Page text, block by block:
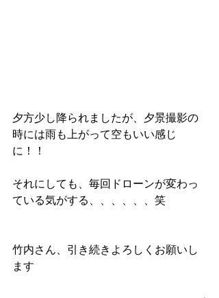
夕方少し降られましたが、夕景撮影の
時には雨も上がって空もいい感じ
に！！
それにしても、毎回ドローンが変わっ
ている気がする、、、、、、笑
竹内さん、引き続きよろしくお願いし
ます